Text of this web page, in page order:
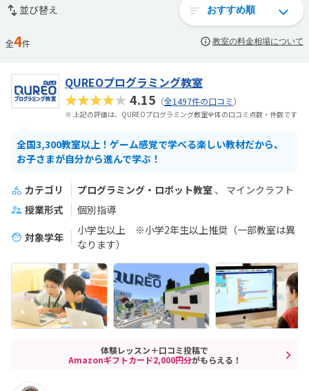
並び替え
全4件 教室の料金相場について
QUREOプログラミング教室
★★★★★4.15 （全1497件の口コミ）
※ 上記の評価は、QUREOプログラミング教室全体の口コミ点数・件数です
全国3,300教室以上！ゲーム感覚で学べる楽しい教材だから、
お子さまが自分から進んで学ぶ！
カテゴリ プログラミング・ロボット教室
マインクラフト
授業形式
個別指導
対象学年
小学生以上 ※小学2年生以上推奨（一部教室は異
なります）
体験レッスン＋口コミ投稿で
Amazonギフトカード2,000円分がもらえる！